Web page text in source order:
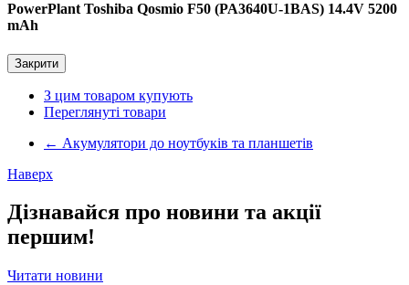
PowerPlant Toshiba Qosmio F50 (PA3640U-1BAS) 14.4V 5200
mAh
Закрити
З цим товаром купують
Переглянуті товари
← Акумулятори до ноутбуків та планшетів
Наверх
Дізнавайся про новини та акції
першим!
Читати новини